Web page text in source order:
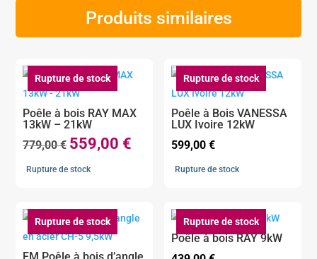
Produits similaires
Rupture de stock
Poêle à bois RAY MAX
13kW – 21kW
779,00€ Le
prix
779,00 €.
559,00 €
559,00 €.
Rupture de stock
Rupture de stock
Poêle à Bois VANESSA
LUX Ivoire 12kW
599,00€
Rupture de stock
Rupture de stock Rupture de stock
Poêle à bois RAY 9kW